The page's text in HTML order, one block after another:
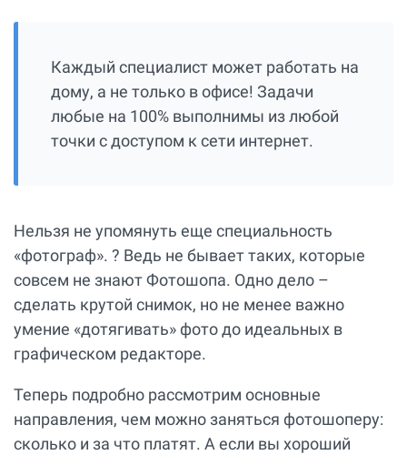
Каждый специалист может работать на
дому, а не только в офисе! Задачи
любые на 100% выполнимы из любой
точки с доступом к сети интернет.
Нельзя не упомянуть еще специальность
«фотограф». ? Ведь не бывает таких, которые
совсем не знают Фотошопа. Одно дело –
сделать крутой снимок, но не менее важно
умение «дотягивать» фото до идеальных в
графическом редакторе.
Теперь подробно рассмотрим основные
направления, чем можно заняться фотошоперу:
сколько и за что платят. А если вы хороший